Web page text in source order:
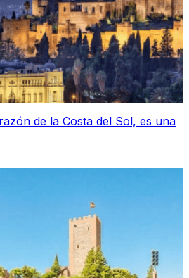
de la Costa del Sol, es una